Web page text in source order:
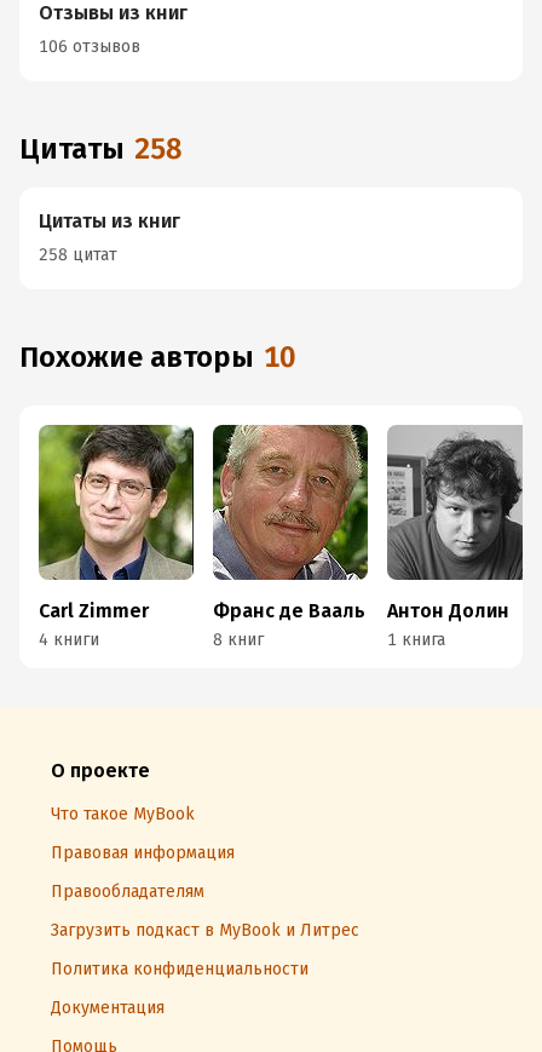
Отзывы из книг
106 отзывов
Цитаты 258
Цитаты из книг
258 цитат
Похожие авторы 10
Carl Zimmer
4 книги
Франс де Вааль
8 книг
Антон Долин
1 книга
О проекте
Что такое MyBook
Правовая информация
Правообладателям
Загрузить подкаст в MyBook и Литрес
Политика конфиденциальности
Документация
Помощь